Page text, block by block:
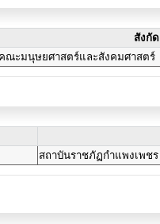
สังกัด
คณะมนุษยศาสตร์และสังคมศาสตร์
สถาบันราชภัฏกำแพงเพชร